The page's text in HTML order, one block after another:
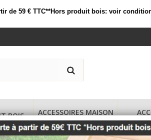
de 59 € TTC**Hors produit bois: voir
BOIS ACCESSOIRES MAISON
BOIS